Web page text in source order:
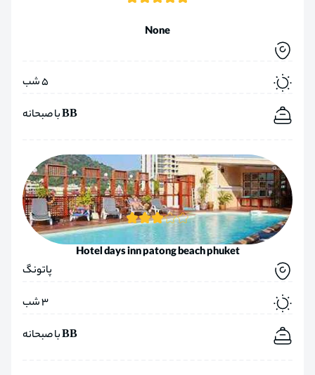
None
5 شب
BB با صبحانه
Hotel days inn patong beach phuket
پاتونگ
3 شب
BB با صبحانه